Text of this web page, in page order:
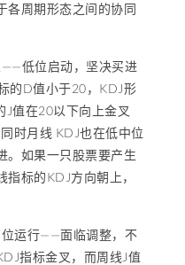
各周期形态之间的协同
低位启动，坚决买进
的D值小于20，KDJ形
J值在20以下向上金叉
时月线 KDJ也在低中位
。如果一只股票要产生
标的KDJ方向朝上，
运行——面临调整，不
指标金叉，而周线J值